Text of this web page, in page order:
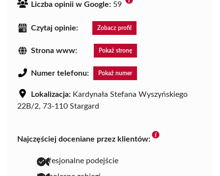
Liczba opinii w Google: 59
Czytaj opinie: Zobacz profil
Strona www: Pokaż stronę
Numer telefonu: Pokaż numer
Lokalizacja: Kardynała Stefana Wyszyńskiego
22B/2, 73-110 Stargard
Najczęściej doceniane przez klientów:
profesjonalne podejście